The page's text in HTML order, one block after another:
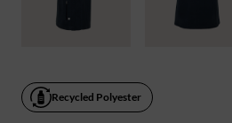
Recycled Polyester